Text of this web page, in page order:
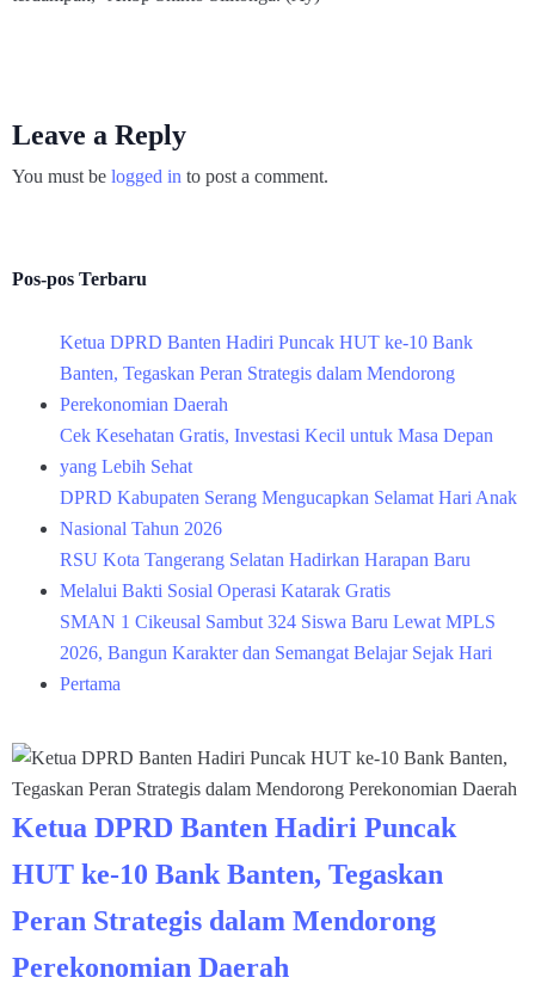
Leave a Reply
You must be logged in to post a comment.
Pos-pos Terbaru
Ketua DPRD Banten Hadiri Puncak HUT ke-10 Bank
Banten, Tegaskan Peran Strategis dalam Mendorong
Perekonomian Daerah
Cek Kesehatan Gratis, Investasi Kecil untuk Masa Depan
yang Lebih Sehat
DPRD Kabupaten Serang Mengucapkan Selamat Hari Anak
Nasional Tahun 2026
RSU Kota Tangerang Selatan Hadirkan Harapan Baru
Melalui Bakti Sosial Operasi Katarak Gratis
SMAN 1 Cikeusal Sambut 324 Siswa Baru Lewat MPLS
2026, Bangun Karakter dan Semangat Belajar Sejak Hari
Pertama
Ketua DPRD Banten Hadiri Puncak
HUT ke-10 Bank Banten, Tegaskan
Peran Strategis dalam Mendorong
Perekonomian Daerah